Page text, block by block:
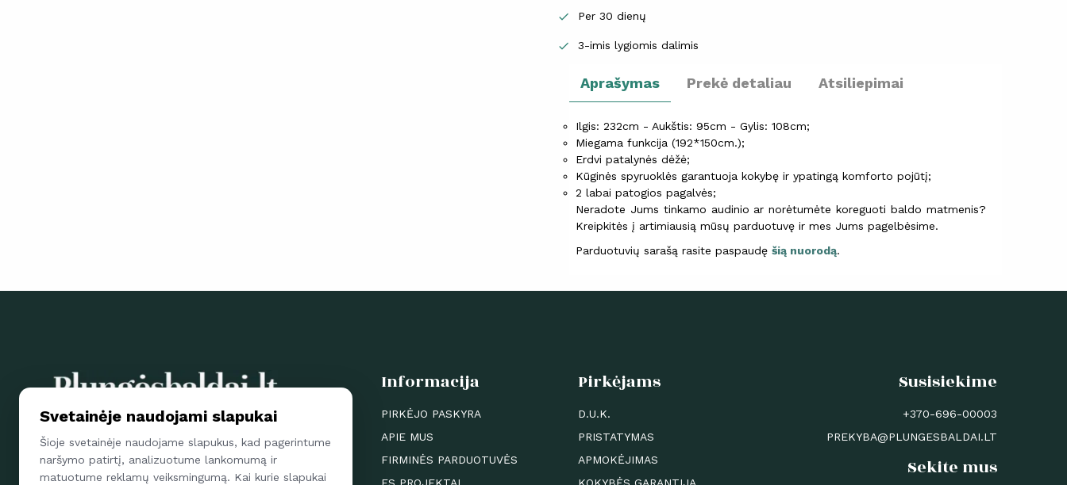
 Per 30 dienų
 3-imis lygiomis dalimis
Aprašymas Prekė detaliau Atsiliepimai
Ilgis: 232cm - Aukštis: 95cm - Gylis: 108cm;
Miegama funkcija (192*150cm.);
Erdvi patalynės dėžė;
Kūginės spyruoklės garantuoja kokybę ir ypatingą komforto pojūtį;
2 labai patogios pagalvės;
Neradote Jums tinkamo audinio ar norėtumėte koreguoti baldo matmenis?
Kreipkitės į artimiausią mūsų parduotuvę ir mes Jums pagelbėsime.
Parduotuvių sarašą rasite paspaudę šią nuorodą.
Parsisiųskite Plungės baldų mob. aplikaciją ir papildytos
realybės pagalba apžiūrėkite kaip mūsų gaminiai atrodo
Jūsų namuose
Informacija
PIRKĖJO PASKYRA
APIE MUS
FIRMINĖS PARDUOTUVĖS
Pirkėjams
D.U.K.
PRISTATYMAS
APMOKĖJIMAS
Susisiekime
+370-696-00003
PREKYBA@PLUNGESBALDAI.LT
Sekite mus
Svetainėje naudojami slapukai
Šioje svetainėje naudojame slapukus, kad pagerintume
naršymo patirtį, analizuotume lankomumą ir
matuotume reklamų veiksmingumą. Kai kurie slapukai